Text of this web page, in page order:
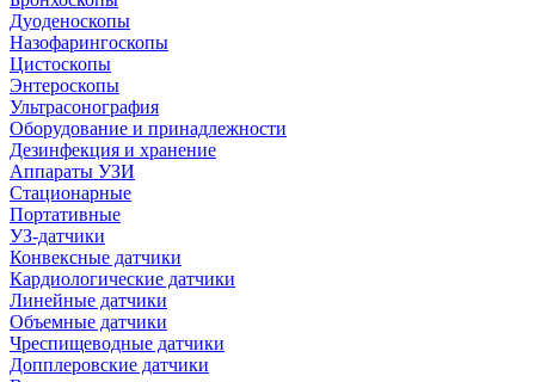
Дуоденоскопы
Назофарингоскопы
Цистоскопы
Энтероскопы
Ультрасонография
Оборудование и принадлежности
Дезинфекция и хранение
Аппараты УЗИ
Стационарные
Портативные
УЗ-датчики
Конвексные датчики
Кардиологические датчики
Линейные датчики
Объемные датчики
Чреспищеводные датчики
Допплеровские датчики